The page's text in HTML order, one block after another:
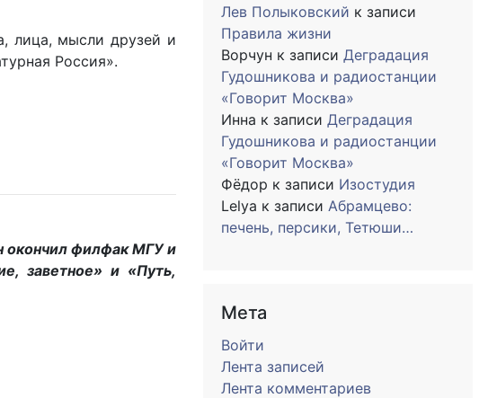
лица, мысли друзей и
Россия».
окончил филфак МГУ и
заветное» и «Путь,
Лев Полыковский к записи
Правила жизни
Ворчун к записи Деградация
Гудошникова и радиостанции
«Говорит Москва»
Инна к записи Деградация
Гудошникова и радиостанции
«Говорит Москва»
Фёдор к записи Изостудия
Lelya к записи Абрамцево:
печень, персики, Тетюши…
Мета
Войти
Лента записей
Лента комментариев